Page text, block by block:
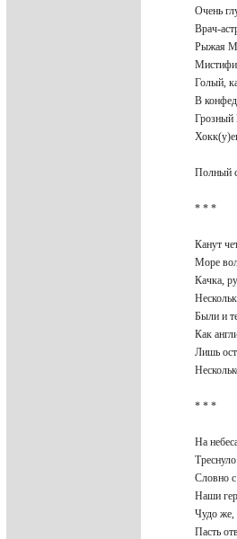
Очень
Врач-
Рыжая
Голый,
В
Грозный
Полный
* * *
Канут
Море
Качка,
Были и
Как
Лишь
* * *
На
Словно
Наши
Чудо
Пасть